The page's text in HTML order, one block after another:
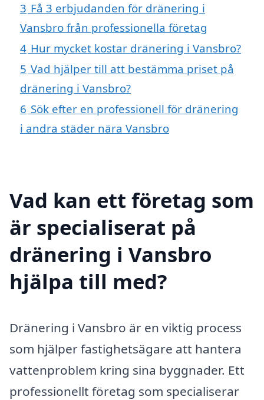
3 Få 3 erbjudanden för dränering i
Vansbro från professionella företag
4 Hur mycket kostar dränering i Vansbro?
5 Vad hjälper till att bestämma priset på
dränering i Vansbro?
6 Sök efter en professionell för dränering
i andra städer nära Vansbro
Vad kan ett företag som
är specialiserat på
dränering i Vansbro
hjälpa till med?
Dränering i Vansbro är en viktig process
som hjälper fastighetsägare att hantera
vattenproblem kring sina byggnader. Ett
professionellt företag som specialiserar